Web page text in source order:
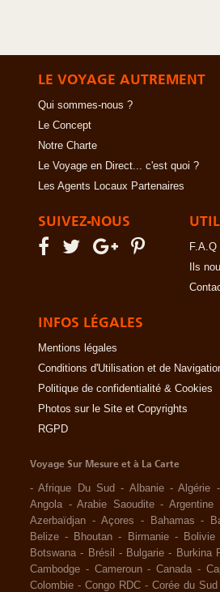
LE VOYAGE AUTREMENT
Qui sommes-nous ?
Le Concept
Notre Charte
Le Voyage en Direct... c'est quoi ?
Les Agents Locaux Partenaires
SUIVEZ-NOUS
F.A.Q
Ils
INFOS LÉGALES
Mentions légales
Conditions d'Utilisation et de
Politique de confidentialité & Cookies
Photos sur le Site et Copyrights
RGPD
Voyage Sur Mesure et à La Carte
-Afrique Du Sud - Albanie -Algérie
Angola -Arabie Saoudite -Argentine
Azerbaïdjan - Açores - Bahamas -
Belize - Bhoutan - Birmanie - Bolivie
Botswana - Brésil - Bulgarie - Burkina
Cambodge - Cameroun - Canada -
Colombie - Congo RDC - Corée du Sud